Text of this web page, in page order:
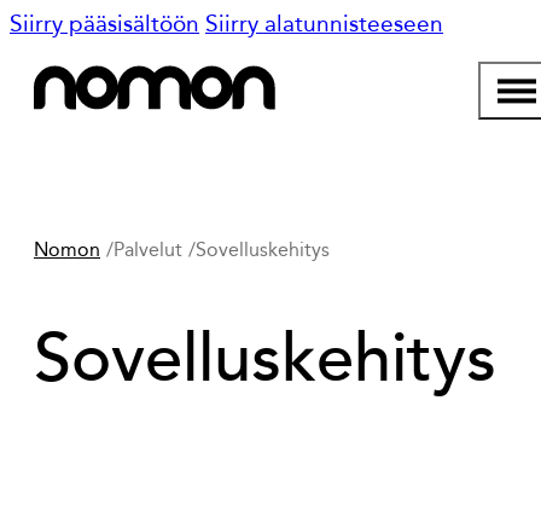
Siirry pääsisältöön Siirry alatunnisteeseen
Nomon Palvelut Sovelluskehitys
Sovelluskehitys